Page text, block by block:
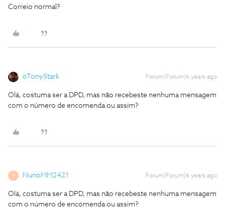
Correio normal?
oTonyStark Forum|Forum|6 years ago
Olá, costuma ser a DPD, mas não recebeste nenhuma mensagem
com o número de encomenda ou assim?
N NunoMM2421 Forum|Forum|6 years ago
Olá, costuma ser a DPD, mas não recebeste nenhuma mensagem
com o número de encomenda ou assim?